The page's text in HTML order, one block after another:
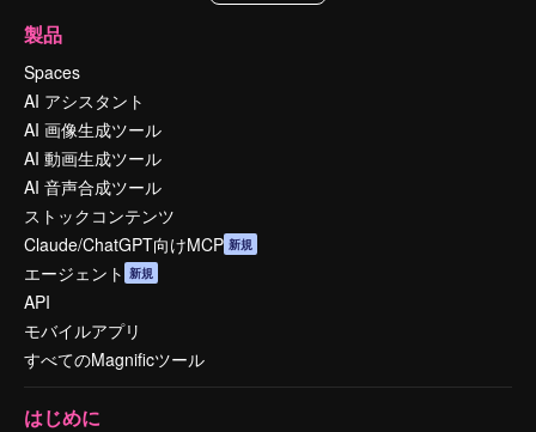
製品
Spaces
AI アシスタント
AI 画像生成ツール
AI 動画生成ツール
AI 音声合成ツール
ストックコンテンツ
Claude/ChatGPT向けMCP 新規
エージェント 新規
API
モバイルアプリ
すべてのMagnificツール
はじめに